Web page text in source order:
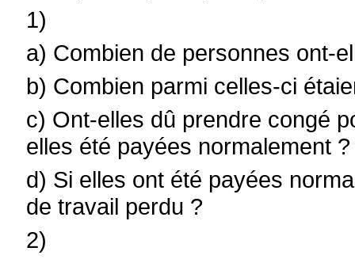
1)
a) Combien de personnes ont-
b) Combien parmi celles-ci
c) Ont-elles dû prendre congé
elles été payées normalement ?
d) Si elles ont été payées
de travail perdu ?
2)